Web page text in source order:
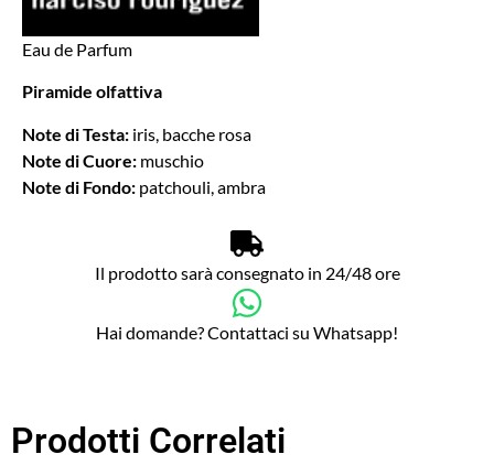
Eau de Parfum
Piramide olfattiva
Note di Testa: iris, bacche rosa
Note di Cuore: muschio
Note di Fondo: patchouli, ambra
Il prodotto sarà consegnato in 24/48 ore
Hai domande? Contattaci su Whatsapp!
Prodotti Correlati